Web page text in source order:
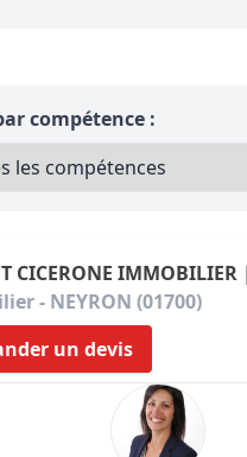
compétence :
CICERONE IMMOBILIER
- NEYRON (01700)
un devis